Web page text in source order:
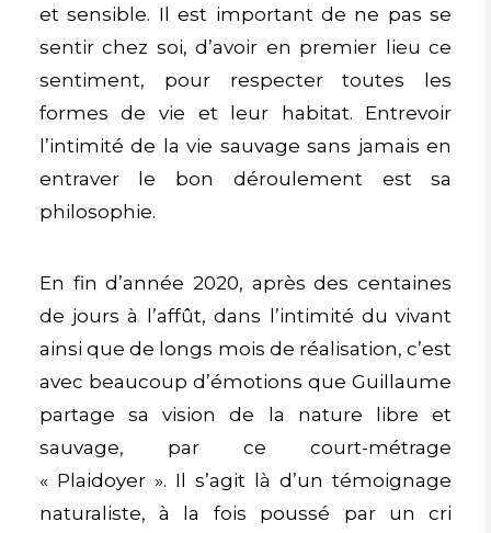
et sensible. Il est important de ne pas se
sentir chez soi, d’avoir en premier lieu ce
sentiment, pour respecter toutes les
formes de vie et leur habitat. Entrevoir
l’intimité de la vie sauvage sans jamais en
entraver le bon déroulement est sa
philosophie.
En fin d’année 2020, après des centaines
de jours à l’affût, dans l’intimité du vivant
ainsi que de longs mois de réalisation, c’est
avec beaucoup d’émotions que Guillaume
partage sa vision de la nature libre et
sauvage, par ce court-métrage
« Plaidoyer ». Il s’agit là d’un témoignage
naturaliste, à la fois poussé par un cri